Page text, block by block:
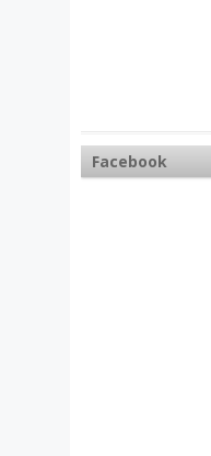
Facebook